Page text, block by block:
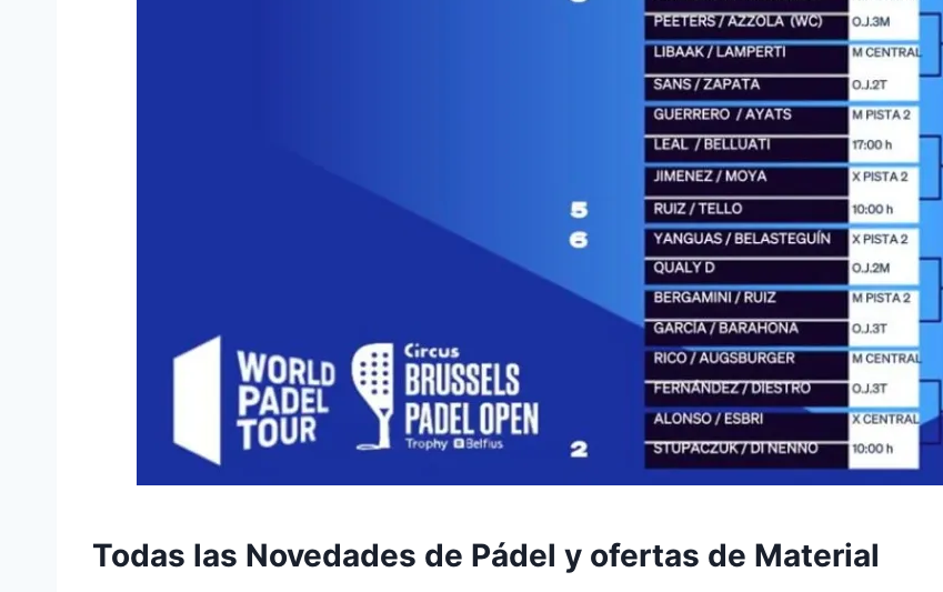
Todas las Novedades de Pádel y ofertas de Material